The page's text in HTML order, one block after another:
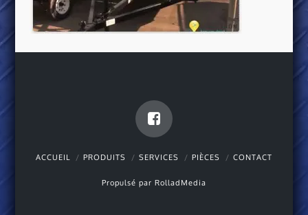
ACCUEIL PRODUITS SERVICES PIÈCES CONTACT
Propulsé par RolladMedia